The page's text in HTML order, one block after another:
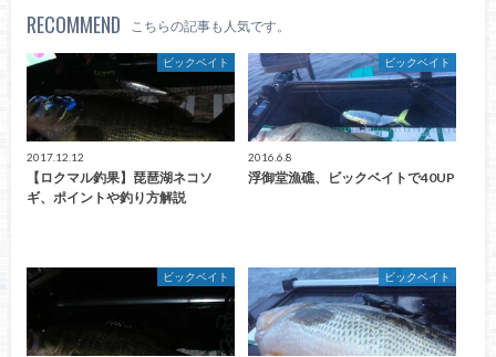
RECOMMEND こちらの記事も人気です。
ビックベイト
2017.12.12
【ロクマル釣果】琵琶湖ネコソ
ギ、ポイントや釣り方解説
ビックベイト
2016.6.8
浮御堂漁礁、ビックベイトで40UP
ビックベイト ビックベイト